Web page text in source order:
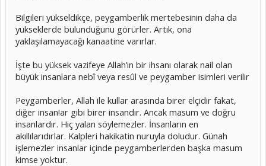
Bilgileri yükseldikçe, peygamberlik mertebesinin daha da
yükseklerde bulunduğunu görürler. Artık, ona
yaklaşılamayacağı kanaatine varırlar.
İşte bu yüksek vazifeye Allah’ın bir ihsanı olarak nail olan
büyük insanlara nebî veya resûl ve peygamber isimleri verilir
Peygamberler, Allah ile kullar arasında birer elçidir fakat,
diğer insan!ar gibi birer insandır. Ancak masum ve doğru
insanlardır. Hiç yalan söylemezler. İnsanların en
akıllılarıdırlar. Kalpleri hakikatin nuruyla doludur. Günah
işlemezler insanlar içinde peygamberlerden başka masum
kimse yoktur.